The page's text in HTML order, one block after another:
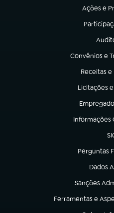
Ações e
(abre em
(abre em
(abre
Convênios e
(abre em
Receitas e
(abre em
Licitações
(abre em
(abre em
Informações
(abre em
Perguntas
(abre em
Dados
(abre
Sanções
(abre em
Ferramentas e
(abre em nova aba)